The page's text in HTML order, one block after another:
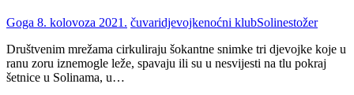
Goga 8. kolovoza 2021. čuvaridjevojkenoćni klubSolinestožer
Društvenim mrežama cirkuliraju šokantne snimke tri djevojke koje u
ranu zoru iznemogle leže, spavaju ili su u nesvijesti na tlu pokraj
šetnice u Solinama, u…